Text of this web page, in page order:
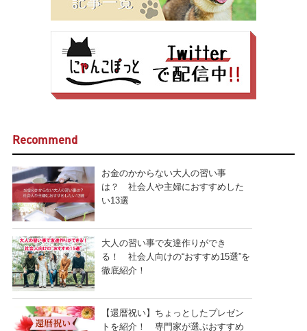
Recommend
お金のかからない大人の習い事
は？ 社会人や主婦におすすめした
い13選
大人の習い事で友達作りができ
る！ 社会人向けの“おすすめ15選”を
徹底紹介！
【還暦祝い】ちょっとしたプレゼン
トを紹介！ 専門家が選ぶおすすめ